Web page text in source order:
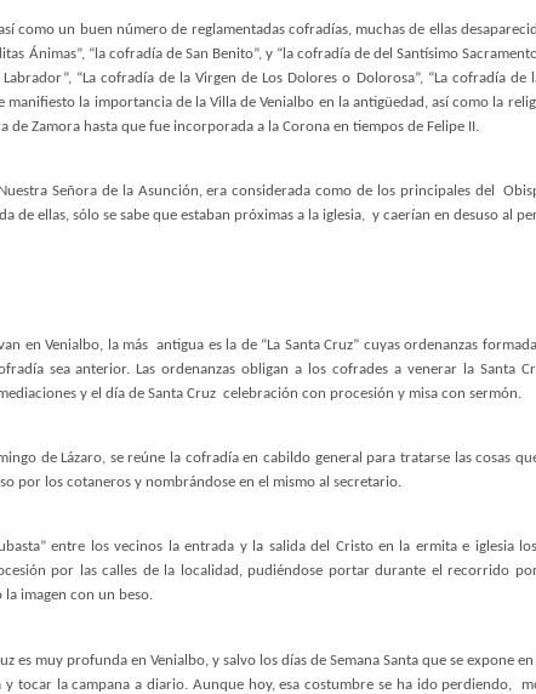
como un buen número de reglamentadas cofradías, muchas de ellas
Ánimas”, “la cofradía de San Benito”, y “la cofradía de del Santísimo
“La cofradía de la Virgen de Los Dolores o Dolorosa”, “La cofradía
manifiesto la importancia de la Villa de Venialbo en la antigüedad, así como la
de Zamora hasta que fue incorporada a la Corona en tiempos de Felipe II.
Señora de la Asunción, era considerada como de los principales del
de ellas, sólo se sabe que estaban próximas a la iglesia, y caerían en desuso al
en Venialbo, la más antigua es la de “La Santa Cruz” cuyas ordenanzas
sea anterior. Las ordenanzas obligan a los cofrades a venerar la Santa
y el día de Santa Cruz celebración con procesión y misa con sermón.
de Lázaro, se reúne la cofradía en cabildo general para tratarse las cosas
por los cotaneros y nombrándose en el mismo al secretario.
entre los vecinos la entrada y la salida del Cristo en la ermita e iglesia
por las calles de la localidad, pudiéndose portar durante el recorrido
imagen con un beso.
es muy profunda en Venialbo, y salvo los días de Semana Santa que se expone
tocar la campana a diario. Aunque hoy, esa costumbre se ha ido perdiendo,